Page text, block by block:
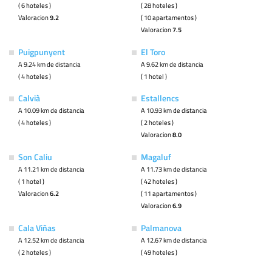
( 6 hoteles )
Valoracion9.2
( 28 hoteles )
( 10 apartamentos )
Valoracion7.5
Puigpunyent
A 9.24 km de distancia
( 4 hoteles )
El Toro
A 9.62 km de distancia
( 1 hotel )
Calvià
A 10.09 km de distancia
( 4 hoteles )
Estallencs
A 10.93 km de distancia
( 2 hoteles )
Valoracion8.0
Son Caliu
A 11.21 km de distancia
( 1 hotel )
Valoracion6.2
Magaluf
A 11.73 km de distancia
( 42 hoteles )
( 11 apartamentos )
Valoracion6.9
Cala Viñas
A 12.52 km de distancia
( 2 hoteles )
Palmanova
A 12.67 km de distancia
( 49 hoteles )